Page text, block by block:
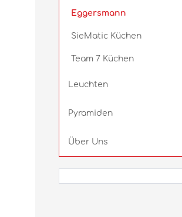
Eggersmann
SieMatic Küchen
Team 7 Küchen
Leuchten
Pyramiden
Über Uns